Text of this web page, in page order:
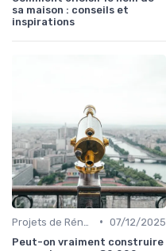
sa maison : conseils et
inspirations
• 07/12/2025
Peut-on vraiment construire